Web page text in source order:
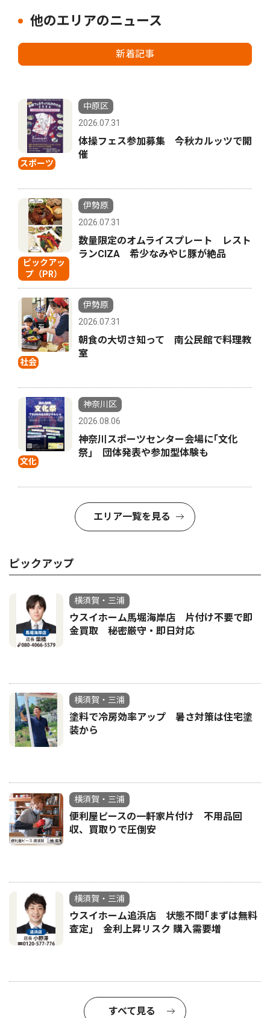
他のエリアのニュース
新着記事
スポーツ
中原区
2026.07.31
体操フェス参加募集 今秋カルッツで開
催
ピックアッ
プ（PR）
伊勢原
2026.07.31
数量限定のオムライスプレート レスト
ランCIZA 希少なみやじ豚が絶品
社会
伊勢原
2026.07.31
朝食の大切さ知って 南公民館で料理教
室
文化
神奈川区
2026.08.06
神奈川スポーツセンター会場に｢文化
祭｣ 団体発表や参加型体験も
エリア一覧を見る
ピックアップ
横須賀・三浦
ウスイホーム馬堀海岸店 片付け不要で即
金買取 秘密厳守・即日対応
横須賀・三浦
塗料で冷房効率アップ 暑さ対策は住宅塗
装から
横須賀・三浦
便利屋ピースの一軒家片付け 不用品回
収、買取りで圧倒安
横須賀・三浦
ウスイホーム追浜店 状態不問｢まずは無料
査定｣ 金利上昇リスク 購入需要増
すべて見る